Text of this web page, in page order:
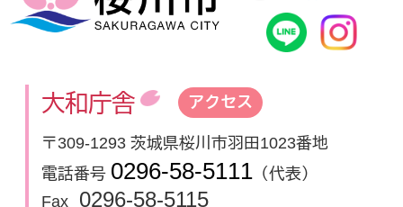
桜川市公
大和庁舎 アクセス
〒309-1293 茨城県桜川市羽田1023番地
電話番号 0296-58-5111 （代表）
Fax
0296-58-5115